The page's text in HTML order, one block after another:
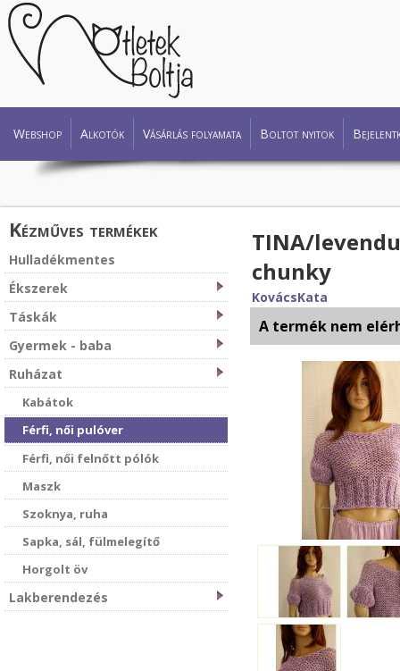
Webshop Alkotók Vásárlás folyamata Boltot nyitok
Kézműves termékek
Hulladékmentes
Ékszerek
Táskák
Gyermek - baba
Ruházat
Kabátok
Férfi, női pulóver
Férfi, női felnőtt pólók
Maszk
Szoknya, ruha
Sapka, sál, fülmelegítő
Horgolt öv
Lakberendezés
TINA/
chunky
KovácsKata
A termék nem